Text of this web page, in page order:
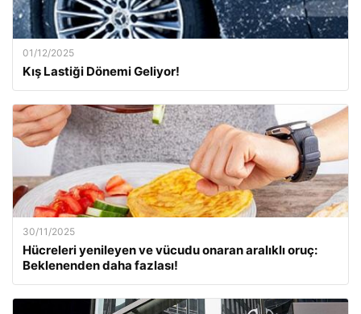
01/12/2025
Kış Lastiği Dönemi Geliyor!
30/11/2025
Hücreleri yenileyen ve vücudu onaran aralıklı oruç:
Beklenenden daha fazlası!